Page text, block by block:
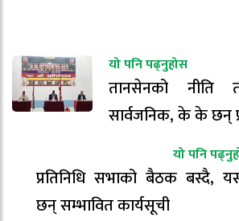
यो पनि पढ्नुहोस
तानसेनको नीति
सार्वजनिक, के के छन्
यो पनि
प्रतिनिधि सभाको बैठक बस्दै,
छन् सम्भावित कार्यसूची